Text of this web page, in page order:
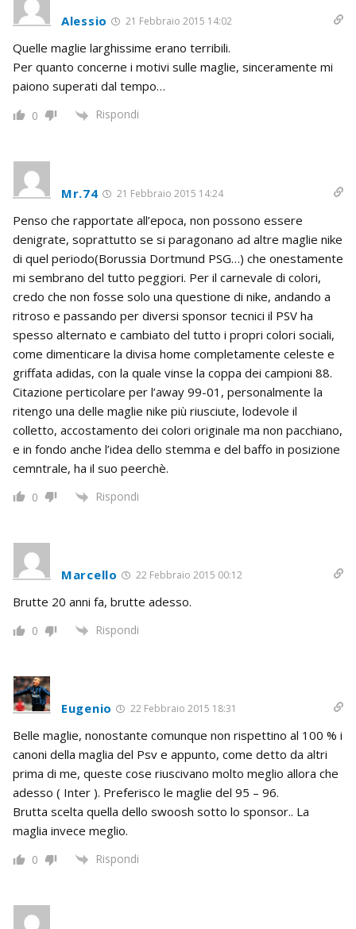
Alessio 21 Febbraio 2015 14:02
Quelle maglie larghissime erano terribili.
Per quanto concerne i motivi sulle maglie, sinceramente mi
paiono superati dal tempo…
0 Rispondi
Mr.74 21 Febbraio 2015 14:24
Penso che rapportate all’epoca, non possono essere
denigrate, soprattutto se si paragonano ad altre maglie nike
di quel periodo(Borussia Dortmund PSG…) che onestamente
mi sembrano del tutto peggiori. Per il carnevale di colori,
credo che non fosse solo una questione di nike, andando a
ritroso e passando per diversi sponsor tecnici il PSV ha
spesso alternato e cambiato del tutto i propri colori sociali,
come dimenticare la divisa home completamente celeste e
griffata adidas, con la quale vinse la coppa dei campioni 88.
Citazione perticolare per l’away 99-01, personalmente la
ritengo una delle maglie nike più riusciute, lodevole il
colletto, accostamento dei colori originale ma non pacchiano,
e in fondo anche l’idea dello stemma e del baffo in posizione
cemntrale, ha il suo peerchè.
0 Rispondi
Marcello 22 Febbraio 2015 00:12
Brutte 20 anni fa, brutte adesso.
0 Rispondi
Eugenio 22 Febbraio 2015 18:31
Belle maglie, nonostante comunque non rispettino al 100 % i
canoni della maglia del Psv e appunto, come detto da altri
prima di me, queste cose riuscivano molto meglio allora che
adesso ( Inter ). Preferisco le maglie del 95 – 96.
Brutta scelta quella dello swoosh sotto lo sponsor.. La
maglia invece meglio.
0 Rispondi